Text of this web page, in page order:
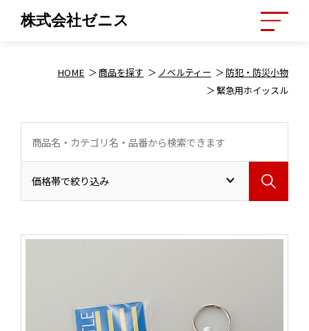
株式会社ゼニス
HOME 商品を探す ノベルティー
防犯・防災小物
緊急用ホイッスル